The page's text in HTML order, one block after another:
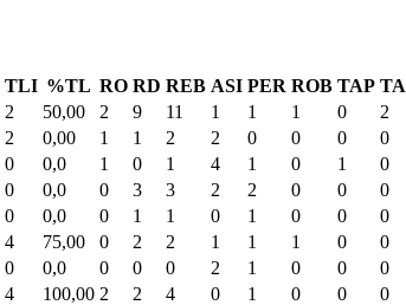
TLI %TL RO RD REB ASI PER ROB TAP
2 50,00 2 9 11 1 1 1 0 2
2 0,00 1 1 2 2 0 0 0 0
0 0,0 1 0 1 4 1 0 1 0
0 0,0 0 3 3 2 2 0 0 0
0 0,0 0 1 1 0 1 0 0 0
4 75,00 0 2 2 1 1 1 0 0
0 0,0 0 0 0 2 1 0 0 0
4 100,00 2 2 4 0 1 0 0 0